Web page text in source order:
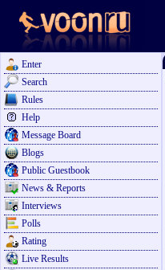
Enter
Search
Rules
Help
Message Board
Blogs
Public Guestbook
News & Reports
Interviews
Polls
Rating
Live Results